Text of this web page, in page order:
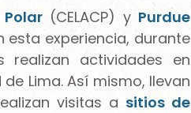
(CELACP) y Purdue
esta experiencia, durante
actividades en
Lima. Así mismo, llevan
visitas a sitios de